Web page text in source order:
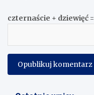
czternaście + dziewięć =